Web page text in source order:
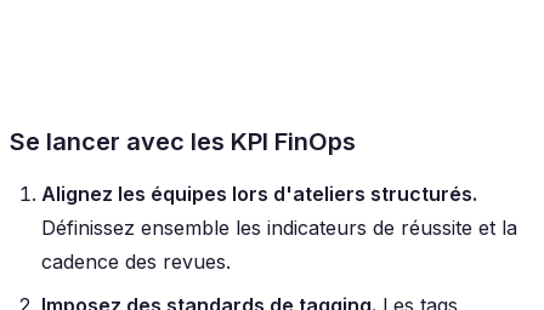
Se lancer avec les KPI FinOps
Alignez les équipes lors d'ateliers structurés.
Définissez ensemble les indicateurs de réussite et la
cadence des revues.
Imposez des standards de tagging. Les tags